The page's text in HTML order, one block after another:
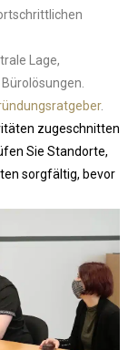
Lage,
.
zugeschnitten
Sie Standorte,
sorgfältig, bevor